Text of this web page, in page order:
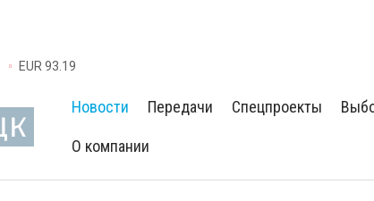
EUR 93.19
Новости Передачи Спецпроекты
О компании